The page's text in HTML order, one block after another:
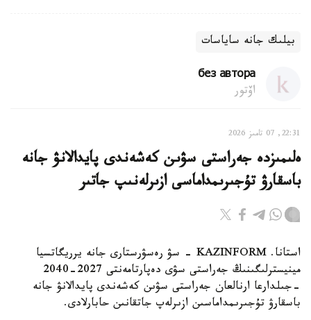
بيلىك جانە ساياسات
без автора
اۆتور
22:31, 07 تامىز 2026
ەلىمىزدە جەراستى سۋىن كەشەندى پايدالانۋ جانە
باسقارۋ تۇجىرىمداماسى ازىرلەنىپ جاتىر
استانا. KAZINFORM - سۋ رەسۋرستارى جانە يرريگاتسيا
مينيسترلىگىنىڭ جەراستى سۋى دەپارتامەنتى 2027-2040
-جىلدارعا ارنالعان جەراستى سۋىن كەشەندى پايدالانۋ جانە
باسقارۋ تۇجىرىمداماسىن ازىرلەپ جاتقانىن حابارلادى.